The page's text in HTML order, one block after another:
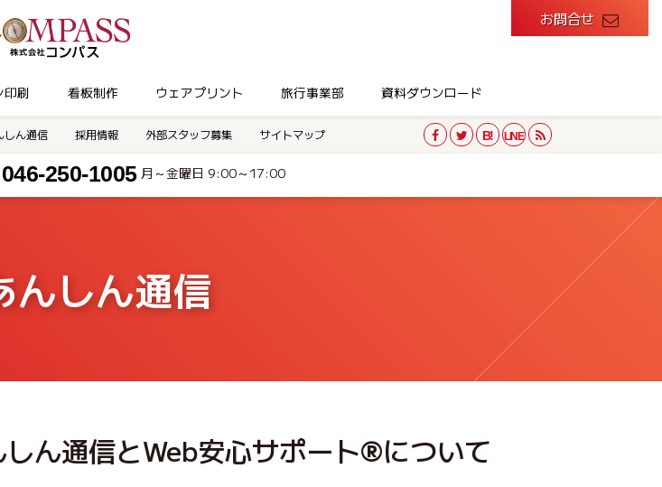
印刷 看板制作 ウェアプリント 旅行事業部 資料ダウンロード
しん通信 採用情報 外部スタッフ募集 サイトマップ
046-250-1005月～金曜日 9:00～17:00
お問合せ
んしん通信
ん通信とWeb安心サポート®について